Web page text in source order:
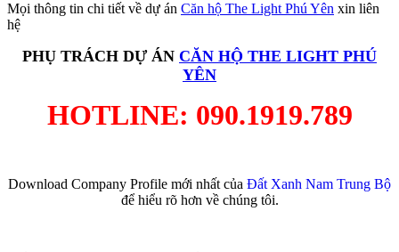
Mọi thông tin chi tiết về dự án Căn hộ The Light Phú Yên xin liên
hệ
PHỤ TRÁCH DỰ ÁN CĂN HỘ THE LIGHT PHÚ
YÊN
HOTLINE: 090.1919.789
Download Company Profile mới nhất của Đất Xanh Nam Trung Bộ
để hiểu rõ hơn về chúng tôi.